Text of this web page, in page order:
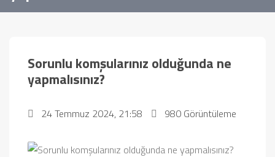
Sorunlu komşularınız olduğunda ne
yapmalısınız?
24 Temmuz 2024, 21:58 980 Görüntüleme